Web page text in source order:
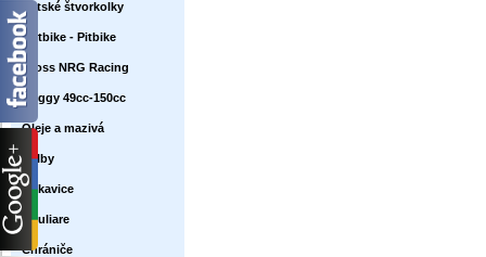
Detské štvorkolky
Dirtbike - Pitbike
Cross NRG Racing
Buggy 49cc-150cc
Oleje a mazivá
Prilby
Rukavice
Okuliare
Chrániče